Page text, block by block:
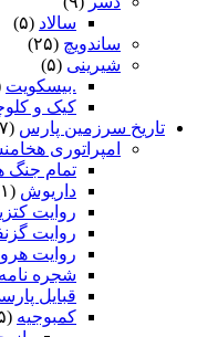
سالاد (۵)
ساندویچ (۲۵)
شیرینی (۵)
.بیسکویت
کیک و
تاریخ سرزمین پارس (۱۱۷)
امپراتوری
تمام جنگ
داریوش (۱)
روایت
روایت
روایت
شجره
قبایل
کمبوجیه (۱۵)